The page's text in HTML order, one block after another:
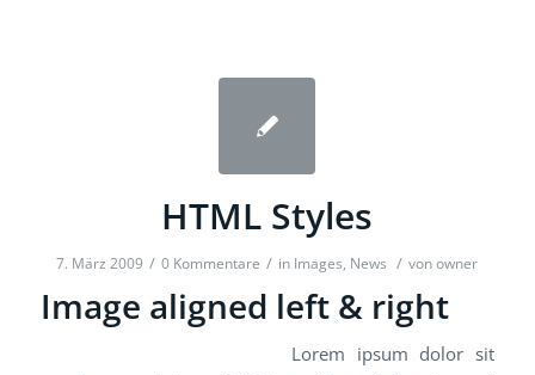
HTML Styles
7. März 2009 / 0 Kommentare / in Images, News / vonowner
Image aligned left & right
Lorem ipsum dolor sit